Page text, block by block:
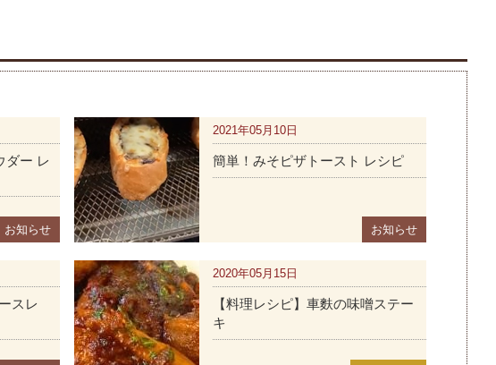
お知らせ
ダー レ
お知らせ
2021年05月10日
簡単！みそピザトースト レシピ
スレ
2020年05月15日
【料理レシピ】車麩の味噌ステー
キ